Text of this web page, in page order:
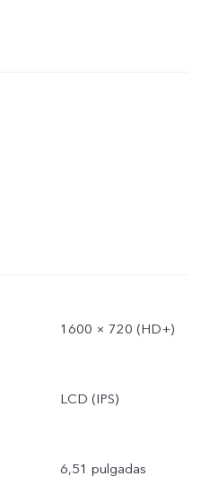
1600 × 720 (HD+)
LCD (IPS)
6,51 pulgadas